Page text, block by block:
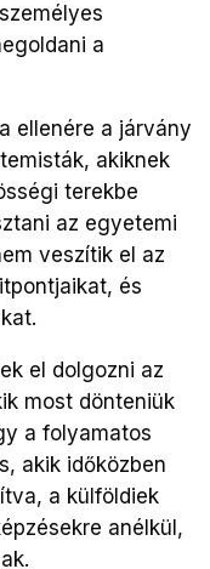
a
ellenére a járvány
akiknek
terekbe
az egyetemi
veszítik el az
és
el dolgozni az
most dönteniük
a folyamatos
akik időközben
a külföldiek
anélkül,